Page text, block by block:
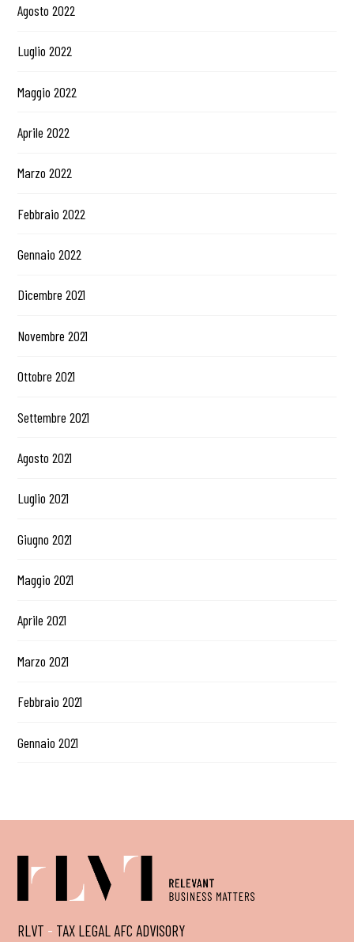
Agosto 2022
Luglio 2022
Maggio 2022
Aprile 2022
Marzo 2022
Febbraio 2022
Gennaio 2022
Dicembre 2021
Novembre 2021
Ottobre 2021
Settembre 2021
Agosto 2021
Luglio 2021
Giugno 2021
Maggio 2021
Aprile 2021
Marzo 2021
Febbraio 2021
Gennaio 2021
RLVT - TAX LEGAL AFC ADVISORY